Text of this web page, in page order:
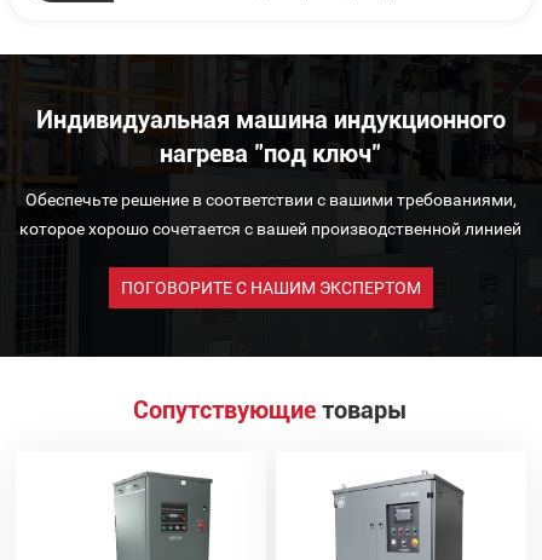
Индивидуальная машина индукционного
нагрева "под ключ"
Обеспечьте решение в соответствии с вашими требованиями,
которое хорошо сочетается с вашей производственной линией
ПОГОВОРИТЕ С НАШИМ ЭКСПЕРТОМ
Сопутствующие товары